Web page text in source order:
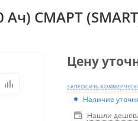
Ач) СМАРТ
Цену
ЗАПРОСИТЬ
Наличие
Нашли